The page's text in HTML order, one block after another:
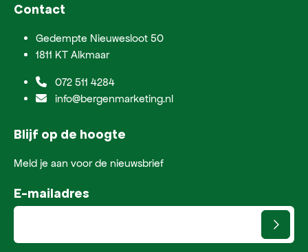
Contact
Gedempte Nieuwesloot 50
1811 KT Alkmaar
072 511 4284
info@bergenmarketing.nl
Blijf op de hoogte
Meld je aan voor de nieuwsbrief
E-mailadres